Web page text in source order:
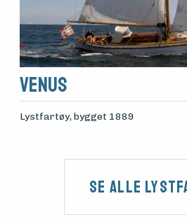
Venus
Lystfartøy, bygget 1889
Se alle